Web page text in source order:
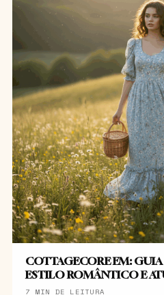
COTTAGECORE EM:
ESTILO ROMÂNTICO E
7 MIN DE LEITURA